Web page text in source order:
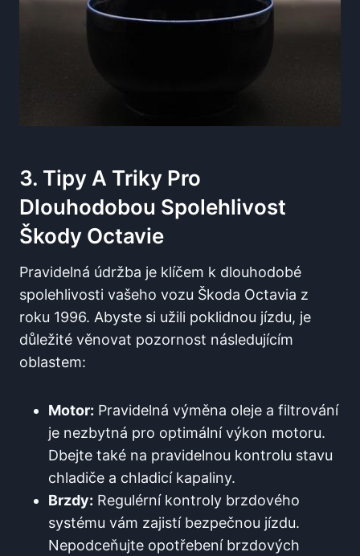
3. Tipy A Triky Pro
Dlouhodobou Spolehlivost
Škody Octavie
Pravidelná údržba je klíčem k dlouhodobé
spolehlivosti vašeho vozu Škoda Octavia z
roku 1996. Abyste si užili poklidnou jízdu, je
důležité věnovat pozornost následujícím
oblastem:
Motor: Pravidelná výměna oleje a filtrování
je nezbytná pro optimální výkon motoru.
Dbejte také na pravidelnou kontrolu stavu
chladiče a chladicí kapaliny.
Brzdy: Regulérní kontroly brzdového
systému vám zajistí bezpečnou jízdu.
Nepodceňujte opotřebení brzdových